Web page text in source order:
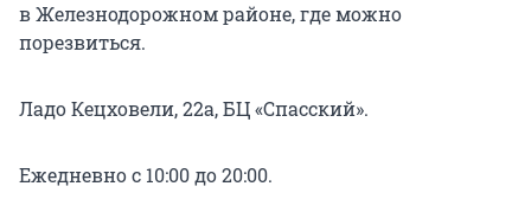
в Железнодорожном районе, где можно
порезвиться.
Ладо Кецховели, 22а, БЦ «Спасский».
Ежедневно с 10:00 до 20:00.